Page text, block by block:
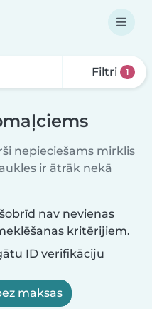
Filtri 1
nepieciešams mirklis
ir ātrāk nekā
nav nevienas
kritērijiem.
ID verifikāciju
maksas